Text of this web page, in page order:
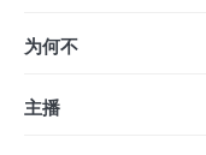
为何不
主播